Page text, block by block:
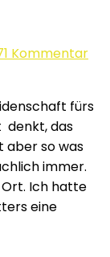
1 Kommentar
fürs
denkt, das
aber so was
immer.
Ort. Ich hatte
eine